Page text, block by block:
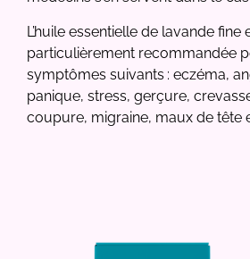
L’huile essentielle de lavande fine
particulièrement recommandée
symptômes suivants : eczéma,
panique, stress, gerçure,
coupure, migraine, maux de tête